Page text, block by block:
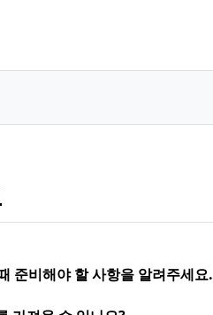
준비해야 할 사항을 알려주세요.